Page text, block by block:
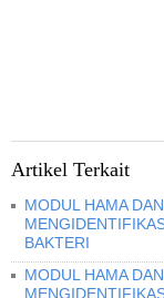
Artikel Terkait
MODUL HAMA
BAKTERI
MODUL HAMA